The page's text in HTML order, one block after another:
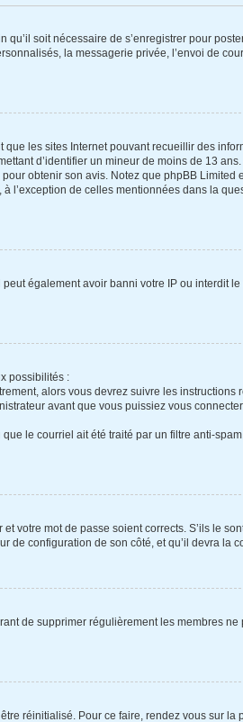
soit nécessaire de s’enregistrer pour
la messagerie privée, l’envoi de
les sites Internet pouvant recueillir des
d’identifier un mineur de moins de 13
obtenir son avis. Notez que phpBB
de celles mentionnées dans la
également avoir banni votre IP ou interdit
possibilités :
alors vous devrez suivre les
avant que vous puissiez vous
le courriel ait été traité par un filtre anti-
votre mot de passe soient corrects. S’ils le
de configuration de son côté, et qu’il devra la
de supprimer régulièrement les membres
réinitialisé. Pour ce faire, rendez vous sur